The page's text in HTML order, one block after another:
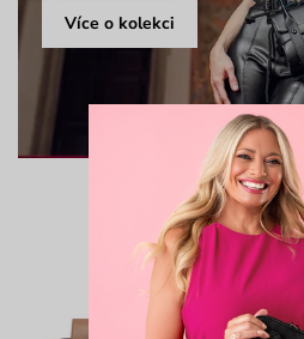
Více o kolekci